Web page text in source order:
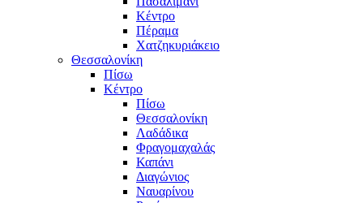
Κέντρο
Πέραμα
Χατζηκυριάκειο
Θεσσαλονίκη
Πίσω
Κέντρο
Πίσω
Θεσσαλονίκη
Λαδάδικα
Φραγομαχαλάς
Καπάνι
Διαγώνιος
Ναυαρίνου